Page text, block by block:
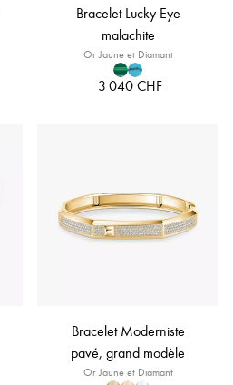
Bracelet Lucky Eye
malachite
Or Jaune et Diamant
3 040 CHF
Bracelet Moderniste
pavé, grand modèle
Or Jaune et Diamant